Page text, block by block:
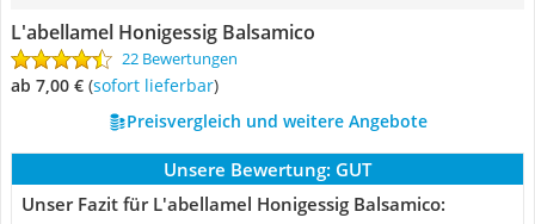
L'abellamel Honigessig Balsamico
22 Bewertungen
ab 7,00 € ( Sofort lieferbar)
Preisvergleich und weitere Angebote
Unsere Bewertung: GUT
Unser Fazit für L'abellamel Honigessig Balsamico: